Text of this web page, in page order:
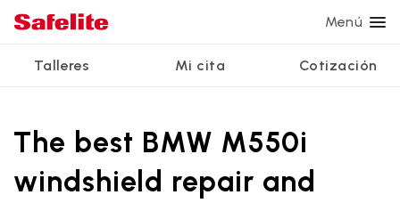
Menú
Talleres Mi cita Cotización
Servicios
Reparación de parabrisas
Reemplazo de parabrisas
Reparación de ventanillas eléctricas
Recalibrado de los sistemas de seguridad
Reseñas de clientes
Garantía nacional
Ver todos los servicios
Estamos contratando
The best BMW M550i
windshield repair and